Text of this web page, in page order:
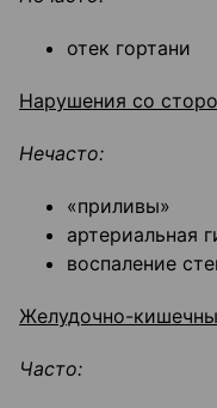
отек гортани
Нарушения со
Нечасто:
«приливы»
артериальная
воспаление
Желудочно-
Часто: